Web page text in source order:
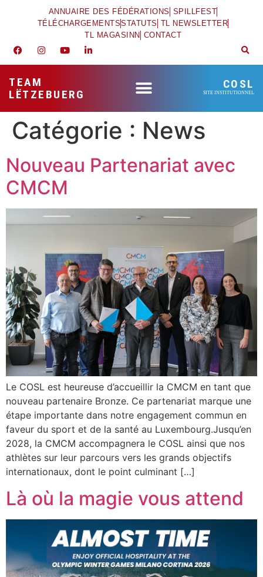
ANNUAIRE DES FÉDÉRATIONS SPILLFEST
TÉLÉCHARGEMENTSSTATUTS TL NEWSLETTER
TL MAGASINN CONTACT
TEAM
LËTZEBUERG
COSL
SITE INSTITUTIONNEL
Catégorie : News
Nouveau Partenariat avec
CMCM
Le COSL est heureuse d’accueillir la CMCM en tant que
nouveau partenaire Bronze. Ce partenariat marque une
étape importante dans notre engagement commun en
faveur du sport et de la santé au Luxembourg.Jusqu’en
2028, la CMCM accompagnera le COSL ainsi que nos
athlètes sur leur parcours vers les grands objectifs
internationaux, dont le point culminant […]
Là où la magie vous attend